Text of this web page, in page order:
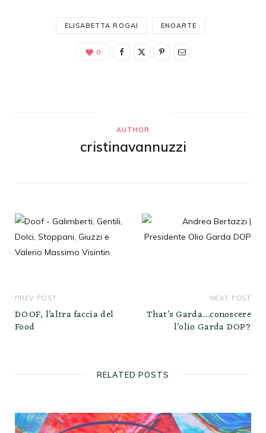
ELISABETTA ROGAI ENOARTE
0
AUTHOR
cristinavannuzzi
PREV POST
DOOF, l’altra faccia del
Food
NEXT POST
That’s Garda…conoscere
l’olio Garda DOP?
RELATED POSTS